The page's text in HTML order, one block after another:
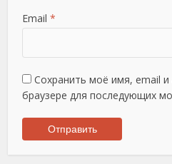
Email *
Сохранить моё имя, email и
браузере для последующих